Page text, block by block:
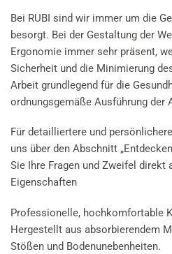
Bei RUBI sind wir immer um die
besorgt. Bei der Gestaltung der
Ergonomie immer sehr präsent,
Sicherheit und die Minimierung
Arbeit grundlegend für die
ordnungsgemäße Ausführung der
Für detailliertere und
uns über den Abschnitt
Sie Ihre Fragen und Zweifel direkt
Eigenschaften
Professionelle, hochkomfortable
Hergestellt aus absorbierendem
Stößen und Bodenunebenheiten.